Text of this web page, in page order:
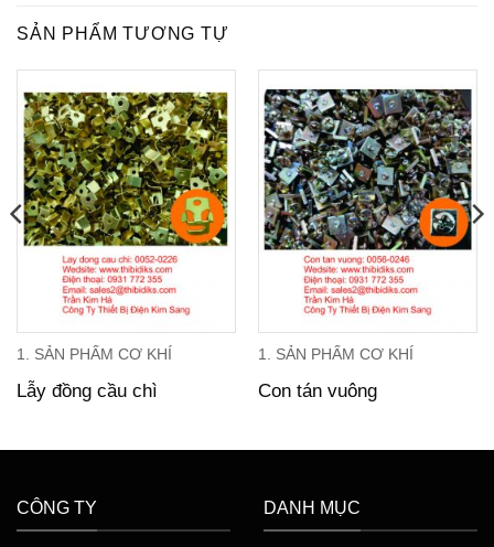
SẢN PHẨM TƯƠNG TỰ
1. SẢN PHẨM CƠ KHÍ
Lẫy đồng cầu chì
1. SẢN PHẨM CƠ KHÍ
Con tán vuông
CÔNG TY DANH MỤC